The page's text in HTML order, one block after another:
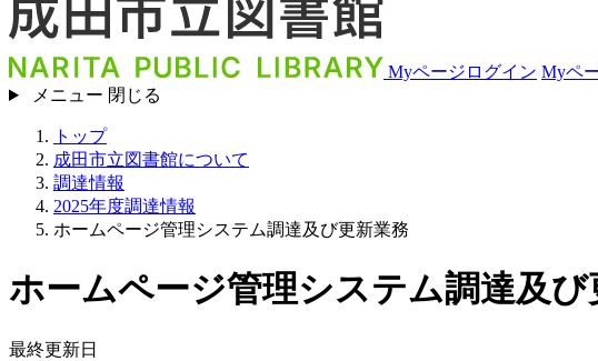
Myページログイン Myペ
メニュー 閉じる
トップ
成田市立図書館について
調達情報
2025年度調達情報
ホームページ管理システム調達及び更新業務
ホームページ管理システム調達及
最終更新日